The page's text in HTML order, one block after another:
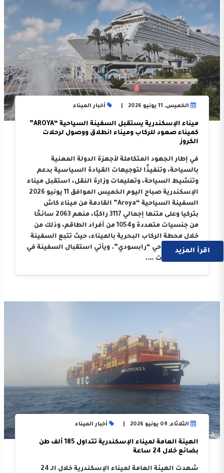
الخميس, 11 يونيو 2026 أخبار الميناء
ميناء الإسكندرية يستقبل السفينة السياحية “AROYA”
كميناء صعود للركاب وميناء انطلاق ووصول لرحلات
الكروز
في إطار الجهود المتكاملة لأجهزة الدولة المعنية
بالسياحة، وتنفيذًا لتوجيهات القيادة السياسية بدعم
وتنشيط السياحة، وتعليمات وزارة النقل، استقبل ميناء
الإسكندرية صباح اليوم الخميس الموافق 11 يونيو 2026
السفينة السياحية “Aroya” القادمة من ميناء كاش
بتركيا وعلى متنها إجمالي 3117 راكبًا، منهم 2063 سائحًا
من جنسيات متعددة و1054 من أفراد الطاقم، وذلك من
خلال محطة الركاب البحرية بالميناء، حيث تتبع السفينة
الوكيل الملاحي “رابسودي”. ويأتي استقبال السفينة في
إطار النجاحات ….
اقرأ المزيد
الثلاثاء, 09 يونيو 2026 أخبار الميناء
الهيئة العامة لميناء الإسكندرية تتداول 185 ألف طن
بضائع خلال 24 ساعة
شهدت الهيئة العامة لميناء الإسكندرية خلال الـ 24